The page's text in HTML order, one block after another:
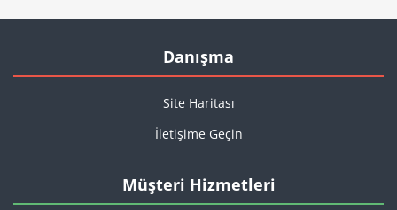
Danışma
Site Haritası
İletişime Geçin
Müşteri Hizmetleri